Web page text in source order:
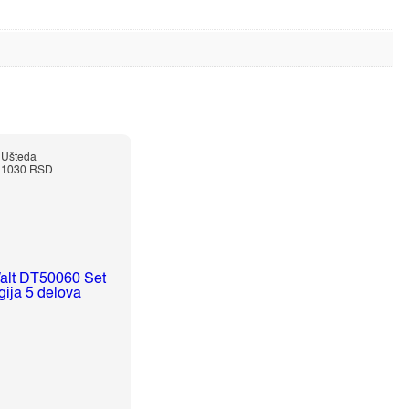
Ušteda
1030 RSD